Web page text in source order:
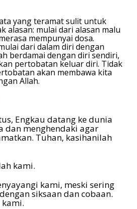
yang teramat sulit untuk
alasan: mulai dari alasan malu
mempunyai dosa.
dari dalam diri dengan
berdamai dengan diri sendiri,
pertobatan keluar diri. Tidak
akan membawa kita
Allah.
Engkau datang ke dunia
dan menghendaki agar
Tuhan, kasihanilah
kami.
kami, meski sering
siksaan dan cobaan.